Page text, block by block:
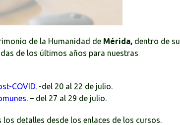
de la Humanidad de Mérida, dentro de su
de los últimos años para nuestras
COVID. -del 20 al 22 de julio.
– del 27 al 29 de julio.
detalles desde los enlaces de los cursos.